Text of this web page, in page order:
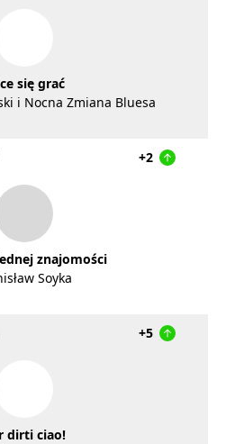
się grać
i Nocna Zmiana Bluesa
+2
znajomości
Soyka
+5
dirti ciao!